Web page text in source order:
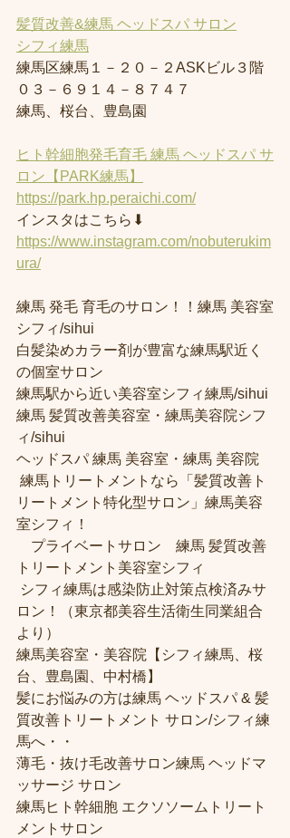
髪質改善&練馬 ヘッドスパ サロン
シフィ練馬
練馬区練馬１－２０－２ASKビル３階
０３－６９１４－８７４７
練馬、桜台、豊島園
ヒト幹細胞発毛育毛 練馬 ヘッドスパ サ
ロン【PARK練馬】
https://park.hp.peraichi.com/
インスタはこちら⬇︎
https://www.instagram.com/nobuterukim
ura/
練馬 発毛 育毛のサロン！！練馬 美容室
シフィ/sihui
白髪染めカラー剤が豊富な練馬駅近く
の個室サロン
練馬駅から近い美容室シフィ練馬/sihui
練馬 髪質改善美容室・練馬美容院シフ
ィ/sihui
ヘッドスパ 練馬 美容室・練馬 美容院
練馬トリートメントなら「髪質改善ト
リートメント特化型サロン」練馬美容
室シフィ！
プライベートサロン　練馬 髪質改善
トリートメント美容室シフィ
シフィ練馬は感染防止対策点検済みサ
ロン！（東京都美容生活衛生同業組合
より）
練馬美容室・美容院【シフィ練馬、桜
台、豊島園、中村橋】
髪にお悩みの方は練馬 ヘッドスパ & 髪
質改善トリートメント サロン/シフィ練
馬へ・・
薄毛・抜け毛改善サロン練馬 ヘッドマ
ッサージ サロン
練馬ヒト幹細胞 エクソソームトリート
メントサロン